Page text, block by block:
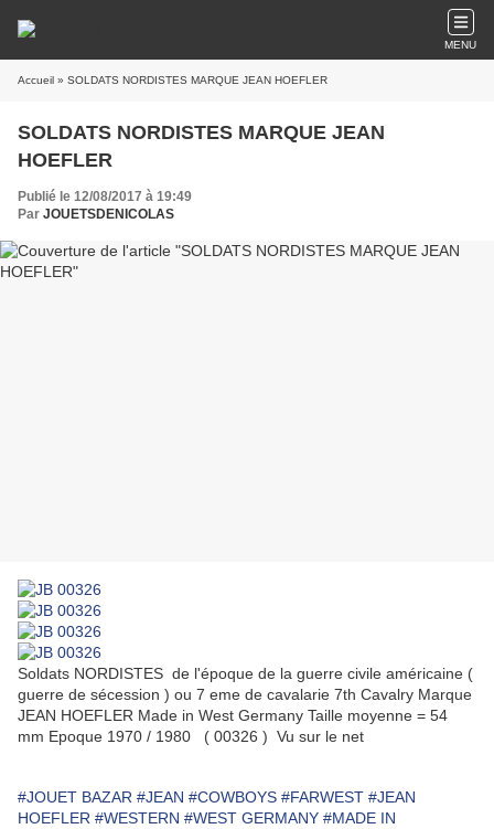
MENU
Accueil » SOLDATS NORDISTES MARQUE JEAN HOEFLER
SOLDATS NORDISTES MARQUE JEAN
HOEFLER
Publié le 12/08/2017 à 19:49
Par JOUETSDENICOLAS
Soldats NORDISTES de l'époque de la guerre civile américaine (
guerre de sécession ) ou 7 eme de cavalarie 7th Cavalry Marque
JEAN HOEFLER Made in West Germany Taille moyenne = 54
mm Epoque 1970 / 1980 ( 00326 ) Vu sur le net
#JOUET BAZAR #JEAN #COWBOYS #FARWEST #JEAN
HOEFLER #WESTERN #WEST GERMANY #MADE IN